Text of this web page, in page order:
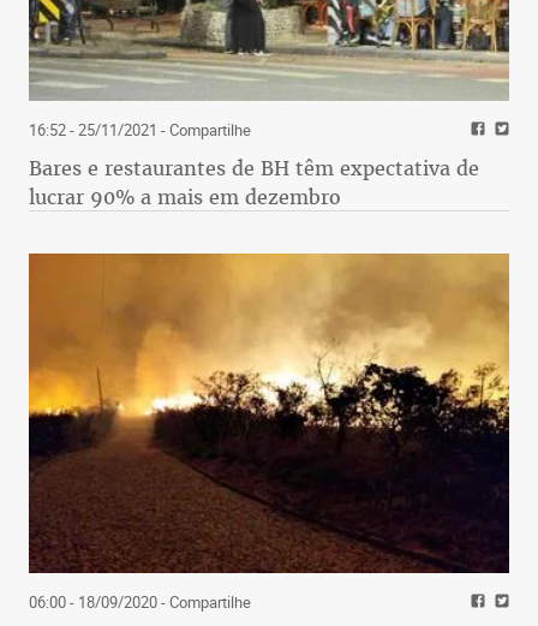
16:52 - 25/11/2021 - Compartilhe
Bares e restaurantes de BH têm expectativa de
lucrar 90% a mais em dezembro
06:00 - 18/09/2020- Compartilhe